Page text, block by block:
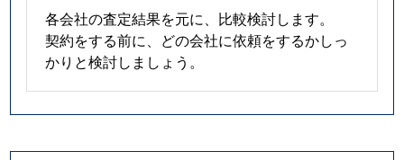
各会社の査定結果を元に、比較検討します。
契約をする前に、どの会社に依頼をするかしっ
かりと検討しましょう。